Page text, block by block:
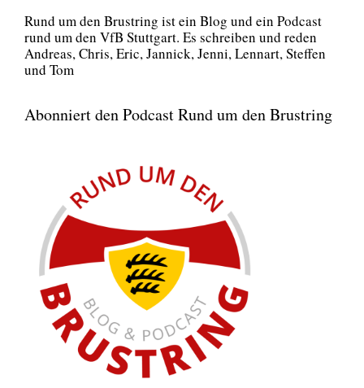
Rund um den Brust­ring ist ein Blog und ein Pod­cast
rund um den VfB Stutt­gart. Es schrei­ben und reden
Andre­as, Chris, Eric, Jan­nick, Jen­ni, Lenn­art, Stef­fen
und Tom
Abonniert den Podcast Rund um den Brustring